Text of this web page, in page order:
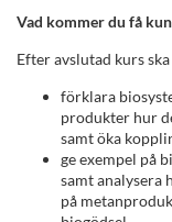
e
Vad kommer du få
Efter avslutad kurs
förklara
produkter hur
samt öka
ge exempel på
samt analysera
på